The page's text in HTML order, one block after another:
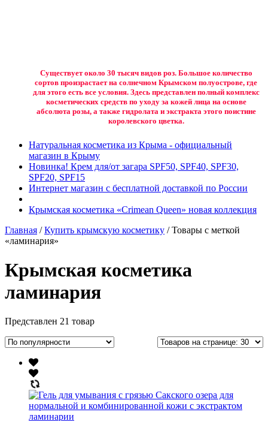
Существует около 30 тысяч видов роз. Большое количество
сортов произрастает на солнечном Крымском полуострове, где
для этого есть все условия. Здесь представлен полный комплекс
косметических средств по уходу за кожей лица на основе
абсолюта розы, а также гидролата и экстракта этого поистине
королевского цветка.
Натуральная косметика из Крыма - официальный
магазин в Крыму
Новинка! Крем для/от загара SPF50, SPF40, SPF30,
SPF20, SPF15
Интернет магазин с бесплатной доставкой по России
Крымская косметика «Crimean Queen» новая коллекция
Главная /Купить крымскую косметику / Товары с меткой
«ламинария»
Крымская косметика
ламинария
Представлен 21 товар